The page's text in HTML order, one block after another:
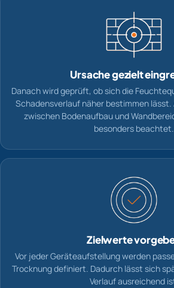
Ursache gezielt
Danach wird geprüft, ob sich die
Schadensverlauf näher bestimmen lässt.
zwischen Bodenaufbau und
besonders beachtet.
Zielwerte
Vor jeder Geräteaufstellung werden
Trocknung definiert. Dadurch lässt sich
Verlauf ausreichend